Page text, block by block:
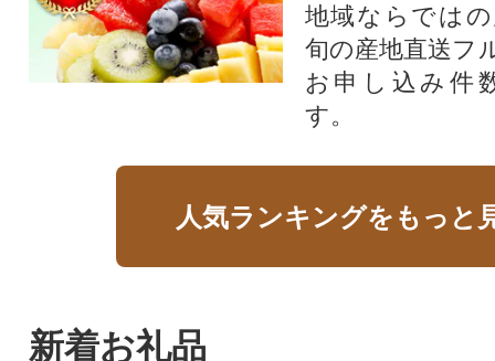
地域ならでは
旬の産地直送フ
お申し込み件
す。
人気ランキングをもっと
新着お礼品